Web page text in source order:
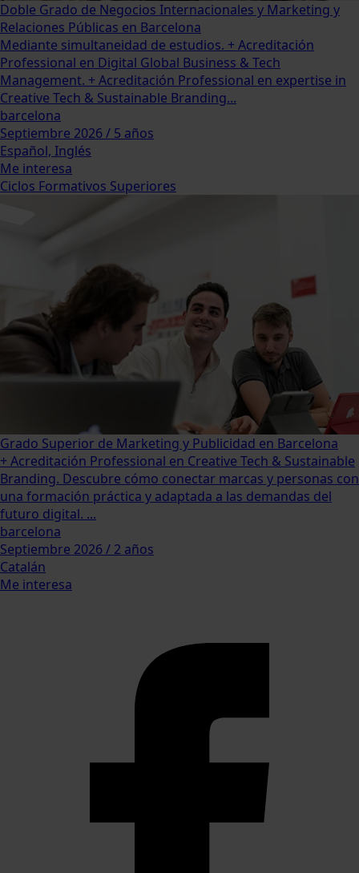
Doble Grado de Negocios Internacionales y Marketing y
Relaciones Públicas en Barcelona
Mediante simultaneidad de estudios. + Acreditación
Professional en Digital Global Business & Tech
Management. + Acreditación Professional en expertise in
Creative Tech & Sustainable Branding...
barcelona
Septiembre 2026 / 5 años
Español, Inglés
Me interesa
Ciclos Formativos Superiores
Grado Superior de Marketing y Publicidad en Barcelona
+ Acreditación Professional en Creative Tech & Sustainable
Branding. Descubre cómo conectar marcas y personas con
una formación práctica y adaptada a las demandas del
futuro digital. ...
barcelona
Septiembre 2026 / 2 años
Catalán
Me interesa